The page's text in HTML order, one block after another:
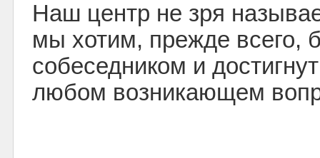
Наш центр не зря
мы хотим, прежде всего,
собеседником и
любом возникающем